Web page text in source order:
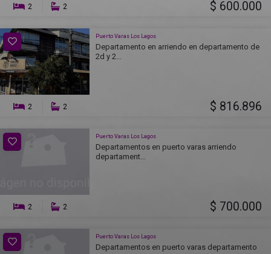
2 2 $ 600.000
Puerto Varas Los Lagos
Departamento en arriendo en departamento de
2d y 2...
2 2 $ 816.896
Puerto Varas Los Lagos
Departamentos en puerto varas arriendo
departament...
2 2 $ 700.000
Puerto Varas Los Lagos
Departamentos en puerto varas departamento